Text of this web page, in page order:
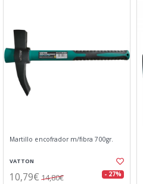
Martillo encofrador m/fibra 700gr.
VATTON
10,79€ 14,80€ - 27%